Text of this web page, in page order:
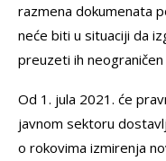
razmena dokumenata
neće biti u situaciji da
preuzeti ih
Od 1. jula 2021. će
javnom sektoru
o rokovima izmirenja